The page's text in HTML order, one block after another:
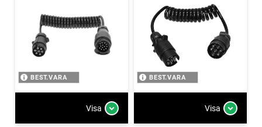
BEST.VARA
Visa
BEST.VARA
Visa